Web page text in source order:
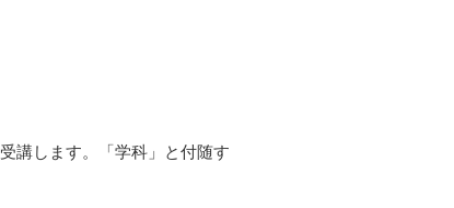
講します。「学科」と付随す